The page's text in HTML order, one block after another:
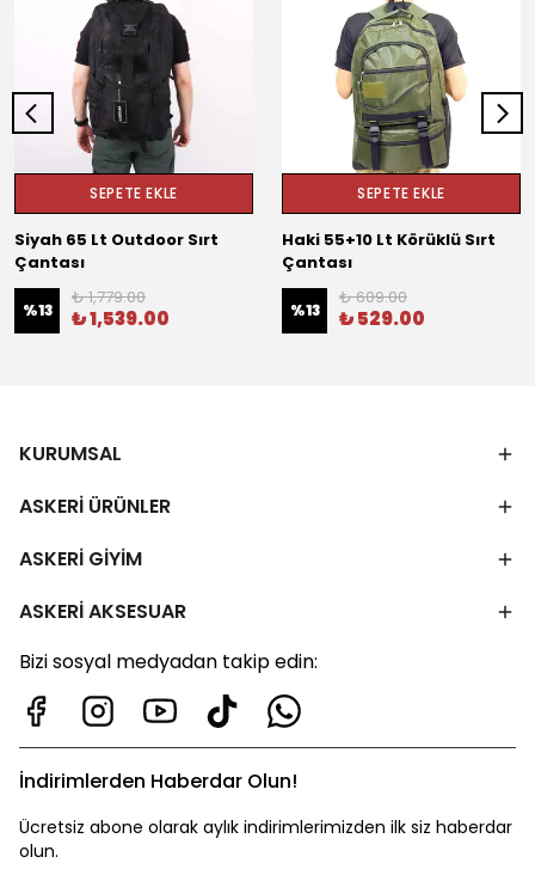
SEPETE EKLE
Siyah 65 Lt Outdoor Sırt
Çantası
%13
₺ 1,779.00
₺ 1,539.00
SEPETE EKLE
Haki 55+10 Lt Körüklü Sırt
Çantası
%13
₺ 609.00
₺ 529.00
KURUMSAL
ASKERİ ÜRÜNLER
ASKERİ GİYİM
ASKERİ AKSESUAR
Bizi sosyal medyadan takip edin:
İndirimlerden Haberdar Olun!
Ücretsiz abone olarak aylık indirimlerimizden ilk siz haberdar
olun.